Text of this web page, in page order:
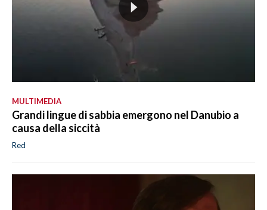
MULTIMEDIA
Grandi lingue di sabbia emergono nel Danubio a
causa della siccità
Red